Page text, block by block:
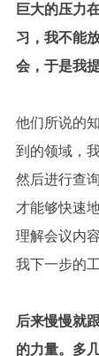
巨大的压力
习，我不能
会，于是我
他们所说的
到的领域，
然后进行查
才能够快速
理解会议内
我下一步的工
后来慢慢就
的力量。多